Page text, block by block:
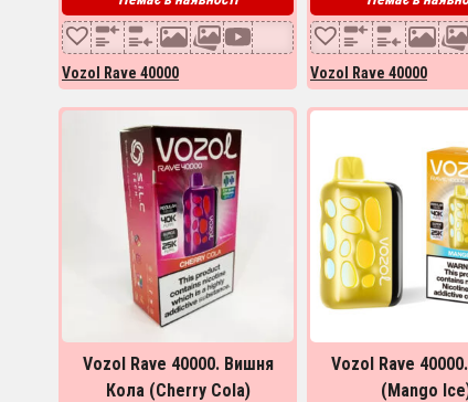
Vozol Rave 40000 Vozol Rave 40000
Vozol Rave 40000. Вишня
Кола (Cherry Cola)
Vozol Rave
(Mango